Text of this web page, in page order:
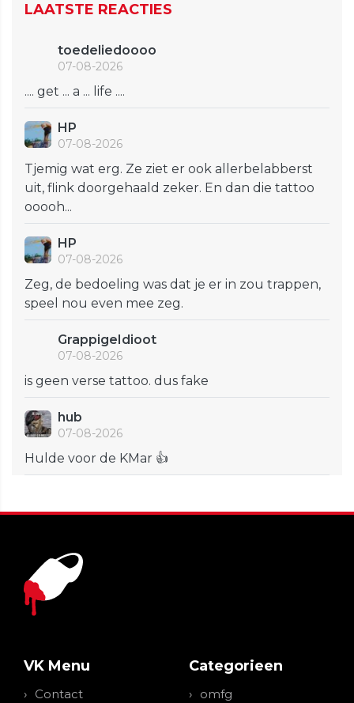
LAATSTE REACTIES
toedeliedoooo
07-08-2026
.... get ... a ... life ....
HP
07-08-2026
Tjemig wat erg. Ze ziet er ook allerbelabberst
uit, flink doorgehaald zeker. En dan die tattoo
ooooh...
HP
07-08-2026
Zeg, de bedoeling was dat je er in zou trappen,
speel nou even mee zeg.
GrappigeIdioot
07-08-2026
is geen verse tattoo. dus fake
hub
07-08-2026
Hulde voor de KMar 👍
VK Menu
Contact
Categorieen
omfg